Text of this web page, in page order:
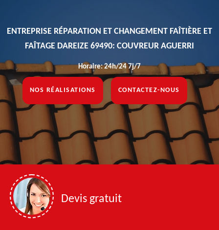
ENTREPRISE RÉPARATION ET CHANGEMENT FAÎTIÈRE ET
FAÎTAGE DAREIZE 69490: COUVREUR AGUERRI
Horaire: 24h/24 7j/7
NOS RÉALISATIONS CONTACTEZ-NOUS
Devis gratuit